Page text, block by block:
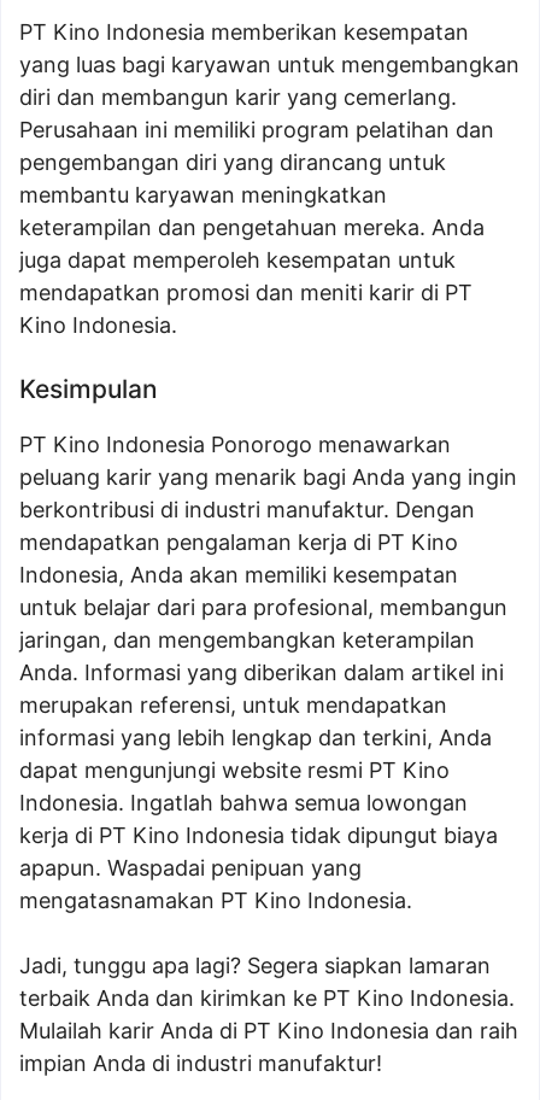
PT Kino Indonesia memberikan kesempatan
yang luas bagi karyawan untuk mengembangkan
diri dan membangun karir yang cemerlang.
Perusahaan ini memiliki program pelatihan dan
pengembangan diri yang dirancang untuk
membantu karyawan meningkatkan
keterampilan dan pengetahuan mereka. Anda
juga dapat memperoleh kesempatan untuk
mendapatkan promosi dan meniti karir di PT
Kino Indonesia.
Kesimpulan
PT Kino Indonesia Ponorogo menawarkan
peluang karir yang menarik bagi Anda yang ingin
berkontribusi di industri manufaktur. Dengan
mendapatkan pengalaman kerja di PT Kino
Indonesia, Anda akan memiliki kesempatan
untuk belajar dari para profesional, membangun
jaringan, dan mengembangkan keterampilan
Anda. Informasi yang diberikan dalam artikel ini
merupakan referensi, untuk mendapatkan
informasi yang lebih lengkap dan terkini, Anda
dapat mengunjungi website resmi PT Kino
Indonesia. Ingatlah bahwa semua lowongan
kerja di PT Kino Indonesia tidak dipungut biaya
apapun. Waspadai penipuan yang
mengatasnamakan PT Kino Indonesia.
Jadi, tunggu apa lagi? Segera siapkan lamaran
terbaik Anda dan kirimkan ke PT Kino Indonesia.
Mulailah karir Anda di PT Kino Indonesia dan raih
impian Anda di industri manufaktur!